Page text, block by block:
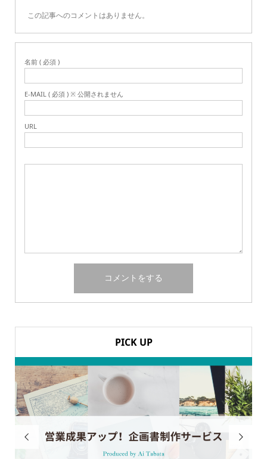
この記事へのコメントはありません。
名前 ( 必須 )
E-MAIL ( 必須 ) ※ 公開されません
URL
PICK UP
 